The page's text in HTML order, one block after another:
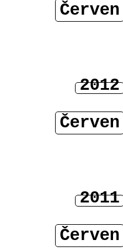
Červen
2012
Červen
2011
Červen